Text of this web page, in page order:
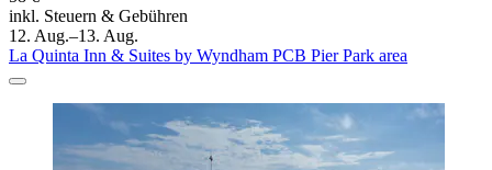
inkl. Steuern & Gebühren
12. Aug.–13. Aug.
La Quinta Inn & Suites by Wyndham PCB Pier Park area